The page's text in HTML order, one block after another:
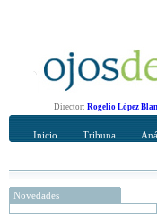
Director: Rogelio López
Inicio Tribuna
Novedades